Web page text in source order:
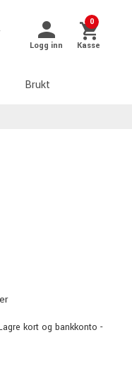
Logg inn
0
Kasse
Brukt
kort og bankkonto -